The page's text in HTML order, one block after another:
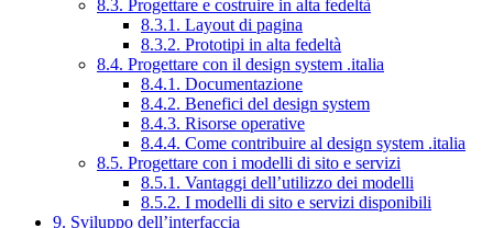
8.3. Progettare e costruire in alta fedeltà
8.3.1. Layout di pagina
8.3.2. Prototipi in alta fedeltà
8.4. Progettare con il design system .italia
8.4.1. Documentazione
8.4.2. Benefici del design system
8.4.3. Risorse operative
8.4.4. Come contribuire al design system .italia
8.5. Progettare con i modelli di sito e servizi
8.5.1. Vantaggi dell’utilizzo dei modelli
8.5.2. I modelli di sito e servizi disponibili
9. Sviluppo dell’interfaccia